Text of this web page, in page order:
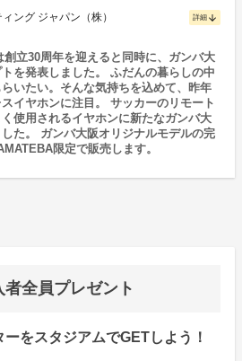
ング ジャパン（株） 詳細 arrow_downward
立30周年を迎えると同時に、ガンバ大
を発表しました。 ふだんの暮らしの中
いたい。そんな気持ちを込めて、昨年
イヤホンに注目。 サッカーのリモート
使用されるイヤホンに新たなガンバ大
た。 ガンバ大阪オリジナルモデルの完
限定で販売します。
者全員プレゼント
をスタジアムでGETしよう！